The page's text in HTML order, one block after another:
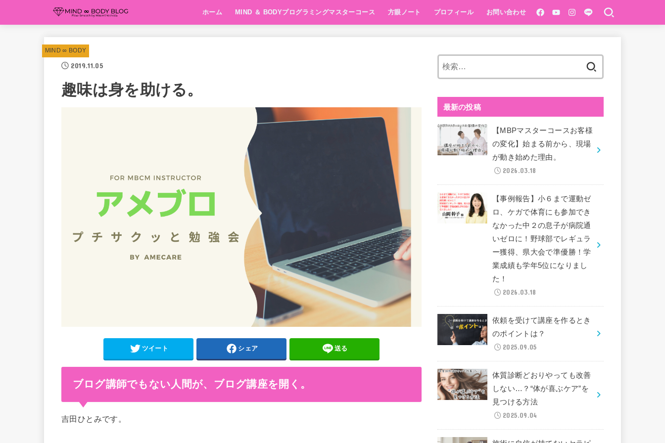
ホーム MIND ＆ BODYプログラミングマスターコース 方眼ノート プロフィール お問い合わせ
MIND ∞ BODY
2019.11.05
趣味は身を助ける。
ツイート シェア 送る
ブログ講師でもない人間が、ブログ講座を開く。
吉田ひとみです。
最新の投稿
【MBPマスターコースお客様
の変化】始まる前から、現場
が動き始めた理由。
2026.03.18
【事例報告】小６まで運動ゼ
ロ、ケガで体育にも参加でき
なかった中２の息子が病院通
いゼロに！野球部でレギュラ
ー獲得、県大会で準優勝！学
業成績も学年5位になりまし
た！
2026.03.18
依頼を受けて講座を作るとき
のポイントは？
2025.09.05
体質診断どおりやっても改善
しない…？“体が喜ぶケア”を
見つける方法
2025.09.04